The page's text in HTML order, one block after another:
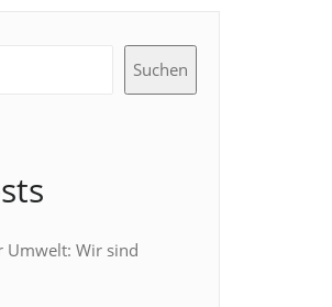
Suchen
Umwelt: Wir sind